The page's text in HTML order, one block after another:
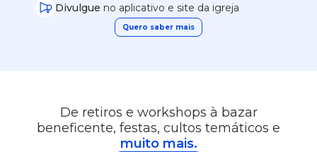
Divulgue no aplicativo e site da igreja
Quero saber mais
De retiros e workshops à bazar
beneficente, festas, cultos temáticos e
muito mais.